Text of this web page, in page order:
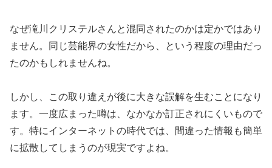
なぜ滝川クリステルさんと混同されたのかは定かではあり
ません。同じ芸能界の女性だから、という程度の理由だっ
たのかもしれませんね。
しかし、この取り違えが後に大きな誤解を生むことになり
ます。一度広まった噂は、なかなか訂正されにくいもので
す。特にインターネットの時代では、間違った情報も簡単
に拡散してしまうのが現実ですよね。